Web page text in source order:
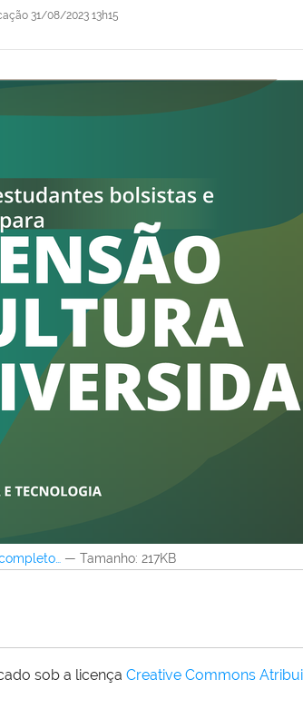
31/08/2023 13h15
— Tamanho: 217KB
sob a licença Creative Commons